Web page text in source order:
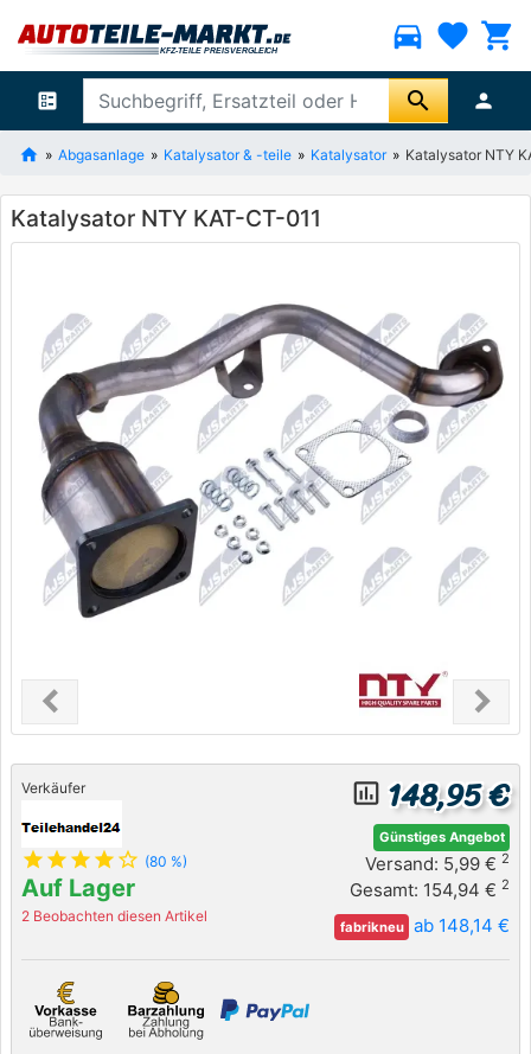
directions_car favorite shopping_cart
ballot search person
Abgasanlage Katalysator & -teile Katalysator Katalysator NTY
Katalysator NTY KAT-CT-011
chevron_leftPrevious chevron_right
Next
Verkäufer
star star star star star_outline (80 %)
Auf Lager
2 Beobachten diesen Artikel
insert_chart_outlined 148,95 €
Günstiges Angebot
Versand: 5,99 € 2
Gesamt: 154,94 € 2
fabrikneu ab 148,14 €